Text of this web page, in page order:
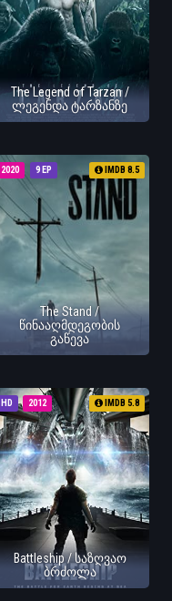
The Legend of Tarzan /
ლეგენდა ტარზანზე
9 EP
2020 IMDB 8.5
The Stand /
წინააღმდეგობის
გაწევა
HD 2012 IMDB 5.8
Battleship / საზღვაო
ბრძოლა